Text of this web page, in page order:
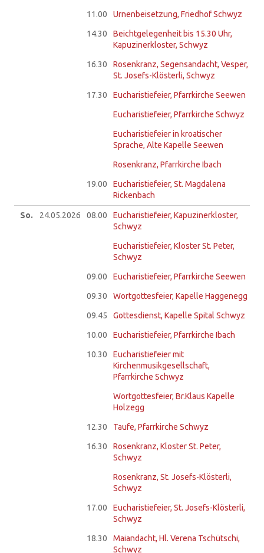
11.00 Urnenbeisetzung, Friedhof Schwyz
14.30
Beichtgelegenheit bis 15.30 Uhr,
Kapuzinerkloster, Schwyz
16.30
Rosenkranz, Segensandacht, Vesper,
St. Josefs-Klösterli, Schwyz
17.30 Eucharistiefeier, Pfarrkirche Seewen
Eucharistiefeier, Pfarrkirche Schwyz
Eucharistiefeier in kroatischer
Sprache, Alte Kapelle Seewen
Rosenkranz, Pfarrkirche Ibach
19.00
Eucharistiefeier, St. Magdalena
Rickenbach
So. 24.05.2026 08.00
Eucharistiefeier, Kapuzinerkloster,
Schwyz
Eucharistiefeier, Kloster St. Peter,
Schwyz
09.00 Eucharistiefeier, Pfarrkirche Seewen
09.30 Wortgottesfeier, Kapelle Haggenegg
09.45 Gottesdienst, Kapelle Spital Schwyz
10.00 Eucharistiefeier, Pfarrkirche Ibach
10.30
Eucharistiefeier mit
Kirchenmusikgesellschaft,
Pfarrkirche Schwyz
Wortgottesfeier, Br.Klaus Kapelle
Holzegg
12.30 Taufe, Pfarrkirche Schwyz
16.30
Rosenkranz, Kloster St. Peter,
Schwyz
Rosenkranz, St. Josefs-Klösterli,
Schwyz
17.00
Eucharistiefeier, St. Josefs-Klösterli,
Schwyz
18.30
Maiandacht, Hl. Verena Tschütschi,
Schwyz